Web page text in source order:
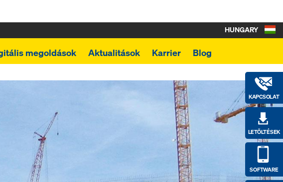
megoldások Aktualitások Karrier Blog
KAPCSOLAT
LETÖLTÉSEK
SOFTWARE
HUNGARY